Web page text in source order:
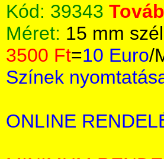
Kód: 39343
Méret: 15 mm
3500 Ft=10 Euro/
Színek
ONLINE